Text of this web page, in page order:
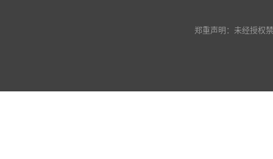
郑重声明：未经授权